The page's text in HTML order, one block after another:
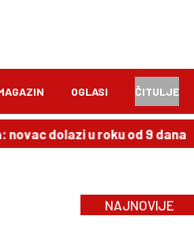
OGLASI ČITULJE
u roku od 9 dana 18:00
NAJNOVIJE